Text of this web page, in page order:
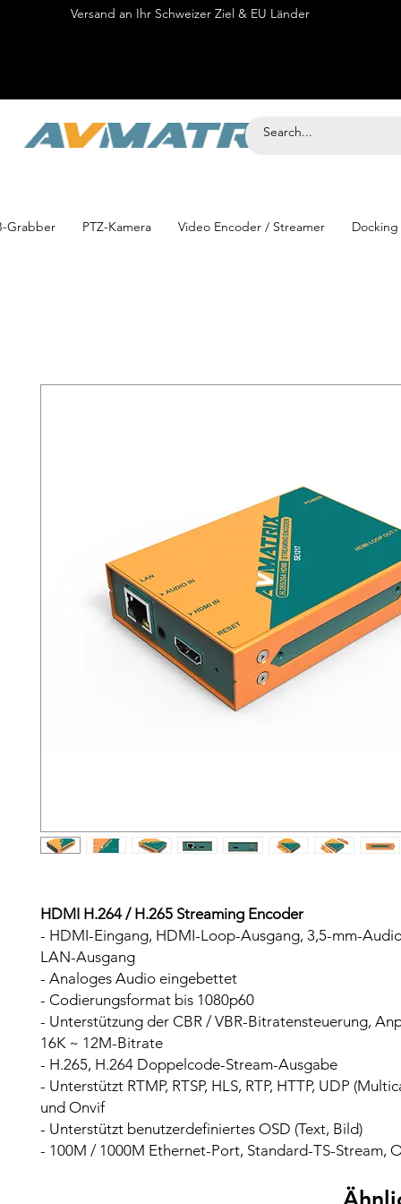
Versand an Ihr Schweizer Ziel & EU Länder
Grabber PTZ-Kamera Video Encoder / Streamer
HDMI H.264 / H.265 Streaming Encoder
- HDMI-Eingang, HDMI-Loop-Ausgang, 3,5-mm-
LAN-Ausgang
- Analoges Audio eingebettet
- Codierungsformat bis 1080p60
- Unterstützung der CBR / VBR-Bitratensteuerung,
16K ~ 12M-Bitrate
- H.265, H.264 Doppelcode-Stream-Ausgabe
- Unterstützt RTMP, RTSP, HLS, RTP, HTTP, UDP
und Onvif
- Unterstützt benutzerdefiniertes OSD (Text, Bild)
- 100M / 1000M Ethernet-Port, Standard-TS-Stream,